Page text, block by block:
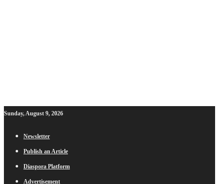
Sunday, August 9, 2026
Newsletter
Publish an Article
Diaspora Platform
Advertisement